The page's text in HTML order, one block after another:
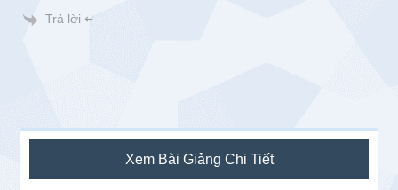
Trả lời ↵
Sidebar
chính
Xem Bài Giảng Chi Tiết